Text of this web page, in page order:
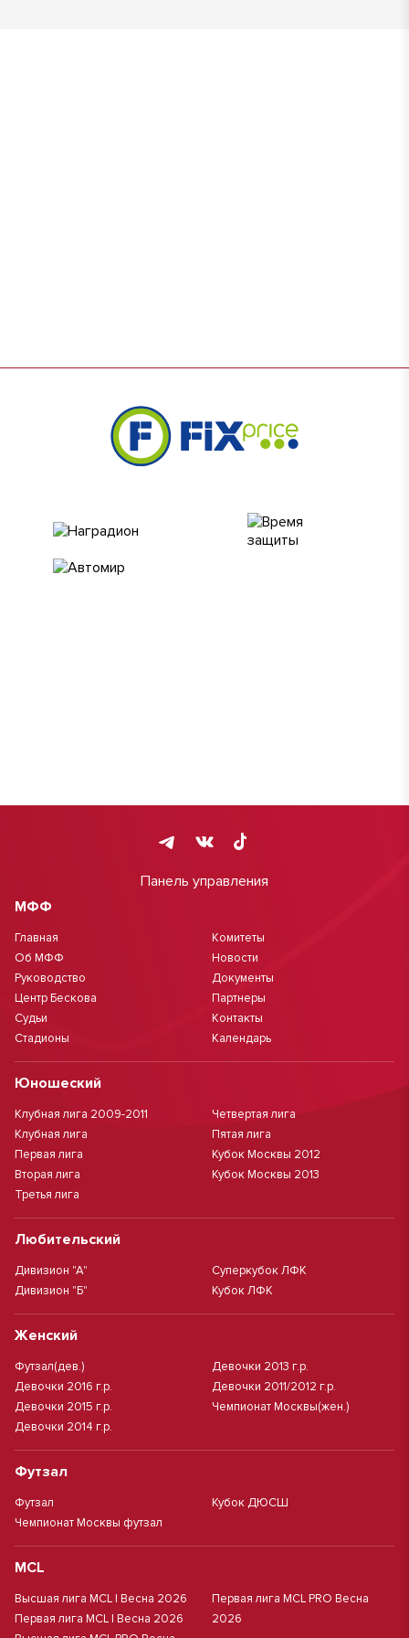
Панель управления
МФФ
Главная
Об МФФ
Руководство
Центр Бескова
Судьи
Стадионы
Комитеты
Новости
Документы
Партнеры
Контакты
Календарь
Юношеский
Клубная лига 2009-2011
Клубная лига
Первая лига
Вторая лига
Третья лига
Четвертая лига
Пятая лига
Кубок Москвы 2012
Кубок Москвы 2013
Любительский
Дивизион "А"
Дивизион "Б"
Суперкубок ЛФК
Кубок ЛФК
Женский
Футзал(дев.)
Девочки 2016 г.р.
Девочки 2015 г.р.
Девочки 2014 г.р.
Девочки 2013 г.р.
Девочки 2011/2012 г.р.
Чемпионат Москвы(жен.)
Футзал
Футзал
Чемпионат Москвы футзал
Кубок ДЮСШ
MCL
Высшая лига MCL | Весна 2026
Первая лига MCL | Весна 2026
Первая лига MCL PRO Весна
2026